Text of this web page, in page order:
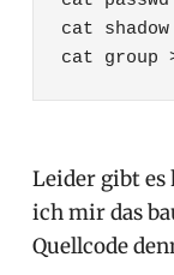
cat
cat group
Leider gibt es
ich mir das
Quellcode